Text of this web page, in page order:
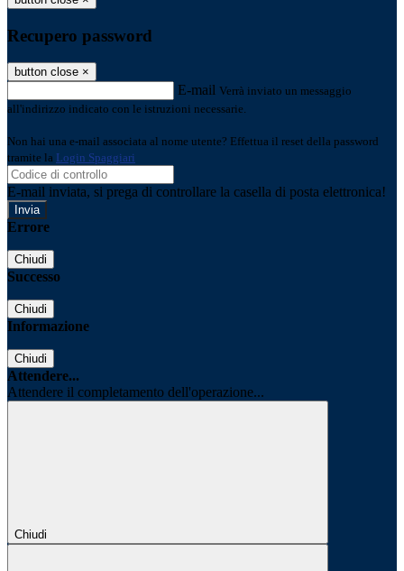
Recupero password
button close ×
E-mail Verrà inviato un messaggio
all'indirizzo indicato con le istruzioni necessarie.
Non hai una e-mail associata al nome utente? Effettua il reset della password
tramite la Login Spaggiari
E-mail inviata, si prega di controllare la casella di posta elettronica!
Errore
Chiudi
Successo
Chiudi
Informazione
Chiudi
Attendere...
Attendere il completamento dell'operazione...
Chiudi